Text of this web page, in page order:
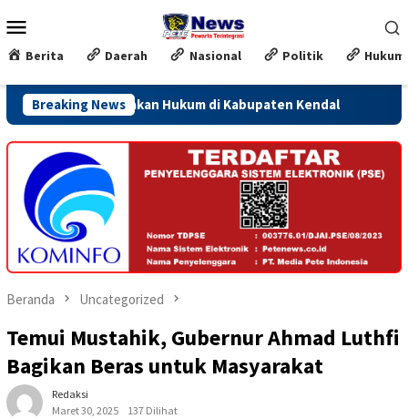
ke
kontenMobile
Berita Daerah Nasional Politik Hukum
Breaking News
Hukum di Kabupaten Kendal Jateng Siapkan
Beranda Uncategorized
Temui Mustahik, Gubernur Ahmad Luthfi
Bagikan Beras untuk Masyarakat
Redaksi
Maret 30, 2025
137 Dilihat